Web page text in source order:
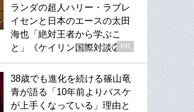
ランダの超人ハリー・ラブレ
イセンと日本のエースの太田
海也「絶対王者から学ぶこ
と」《ケイリン国際対談②》
PR
38歳でも進化を続ける篠山竜
青が語る「10年前よりバスケ
が上手くなっている」理由と